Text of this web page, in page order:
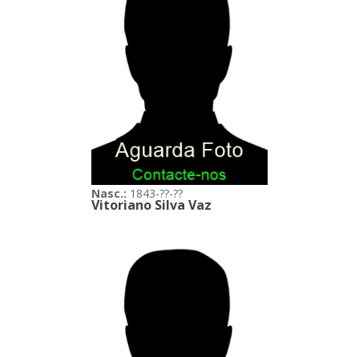
Nasc.: 1843-??-??
Vitoriano Silva Vaz